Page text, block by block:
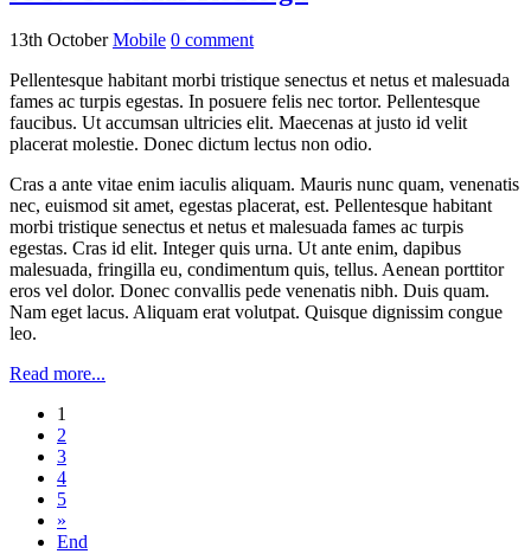
13th OctoberMobile 0 comment
Pellentesque habitant morbi tristique senectus et netus et malesuada
fames ac turpis egestas. In posuere felis nec tortor. Pellentesque
faucibus. Ut accumsan ultricies elit. Maecenas at justo id velit
placerat molestie. Donec dictum lectus non odio.
Cras a ante vitae enim iaculis aliquam. Mauris nunc quam, venenatis
nec, euismod sit amet, egestas placerat, est. Pellentesque habitant
morbi tristique senectus et netus et malesuada fames ac turpis
egestas. Cras id elit. Integer quis urna. Ut ante enim, dapibus
malesuada, fringilla eu, condimentum quis, tellus. Aenean porttitor
eros vel dolor. Donec convallis pede venenatis nibh. Duis quam.
Nam eget lacus. Aliquam erat volutpat. Quisque dignissim congue
leo.
Read more...
1
2
3
4
5
»
End